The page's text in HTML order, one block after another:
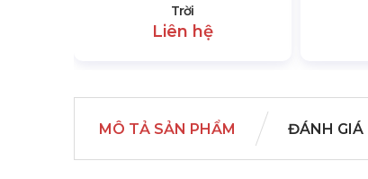
Trời
Liên hệ
MÔ TẢ SẢN PHẨM ĐÁNH GIÁ